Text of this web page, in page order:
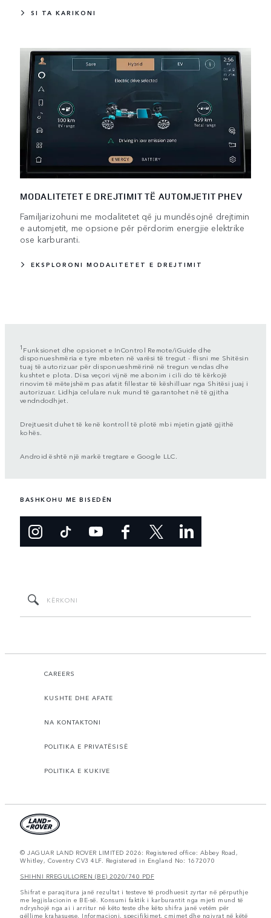
SI TA KARIKONI
MODALITETET E DREJTIMIT TË AUTOMJETIT PHEV
Familjarizohuni me modalitetet që ju mundësojnë drejtimin
e automjetit, me opsione për përdorim energjie elektrike
ose karburanti.
EKSPLORONI MODALITETET E DREJTIMIT
1 Funksionet dhe opsionet e InControl Remote/iGuide dhe
disponueshmëria e tyre mbeten në varësi të tregut - flisni me Shitësin
tuaj të autorizuar për disponueshmërinë në tregun vendas dhe
kushtet e plota. Disa veçori vijnë me abonim i cili do të kërkojë
rinovim të mëtejshëm pas afatit fillestar të këshilluar nga Shitësi juaj i
autorizuar. Lidhja celulare nuk mund të garantohet në të gjitha
vendndodhjet.
Drejtuesit duhet të kenë kontroll të plotë mbi mjetin gjatë gjithë
kohës.
Android është një markë tregtare e Google LLC.
BASHKOHU ME BISEDËN
CAREERS
KUSHTE DHE AFATE
NA KONTAKTONI
POLITIKA E PRIVATËSISË
POLITIKA E KUKIVE
© JAGUAR LAND ROVER LIMITED 2026: Registered office: Abbey Road,
Whitley, Coventry CV3 4LF. Registered in England No: 1672070
SHIHNI RREGULLOREN (BE) 2020/740 PDF
Shifrat e paraqitura janë rezultat i testeve të prodhuesit zyrtar në përputhje
me legjislacionin e BE-së. Konsumi faktik i karburantit nga mjeti mund të
ndryshojë nga ai i arritur në këto teste dhe këto shifra janë vetëm për
qëllime krahasuese. Informacioni, specifikimet, çmimet dhe ngjyrat në këtë